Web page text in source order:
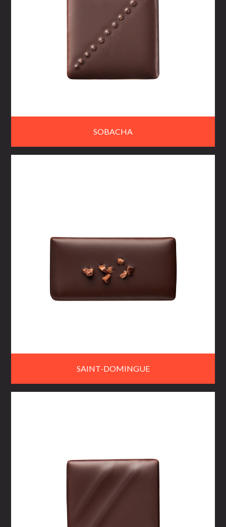
SOBACHA
SAINT-DOMINGUE